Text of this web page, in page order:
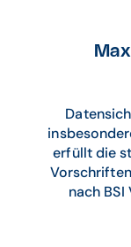
erfüllt die
nach